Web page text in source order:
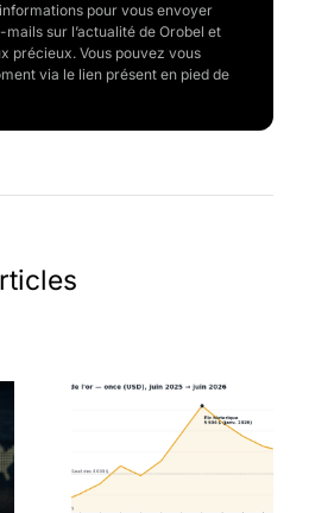
pour vous envoyer
sur l’actualité de Orobel et
précieux. Vous pouvez vous
via le lien présent en pied de